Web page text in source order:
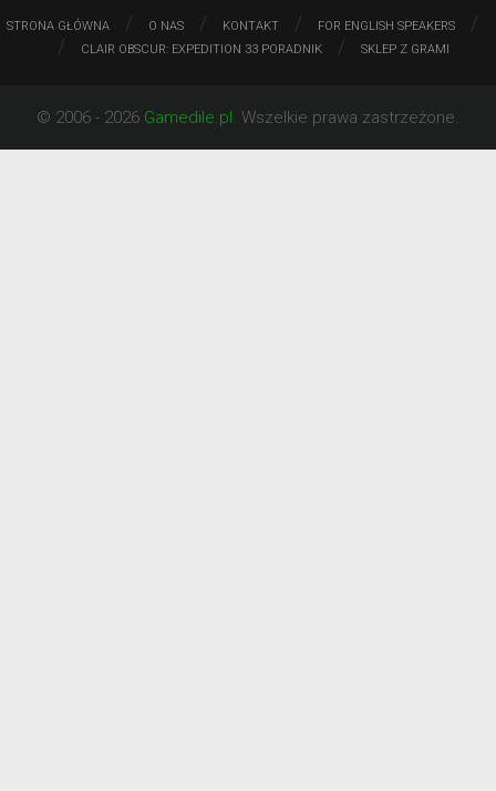
STRONA GŁÓWNA / O NAS / KONTAKT / FOR ENGLISH SPEAKERS
/
/
CLAIR OBSCUR: EXPEDITION 33 PORADNIK / SKLEP Z GRAMI
© 2006 - 2026 Gamedile.pl. Wszelkie prawa zastrzeżone.